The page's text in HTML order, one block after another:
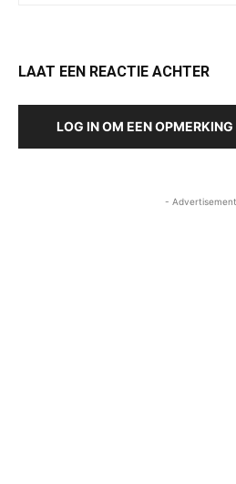
LAAT EEN REACTIE ACHTER
LOG IN OM EEN
-